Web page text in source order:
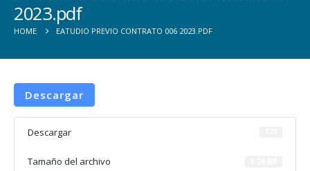
2023.pdf
HOME EATUDIO PREVIO CONTRATO 006 2023.PDF
Descargar
Descargar
Tamaño del archivo